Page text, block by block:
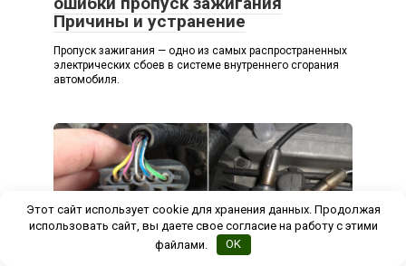
Причины и устранение
Пропуск зажигания — одно из самых распространенных
электрических сбоев в системе внутреннего сгорания
автомобиля.
28.05.2024
Коды ошибок автомобильных
систем
P0134 нет активности сигнала
Этот сайт использует cookie для хранения данных. Продолжая
использовать сайт, вы даете свое согласие на работу с этими
файлами.
OK